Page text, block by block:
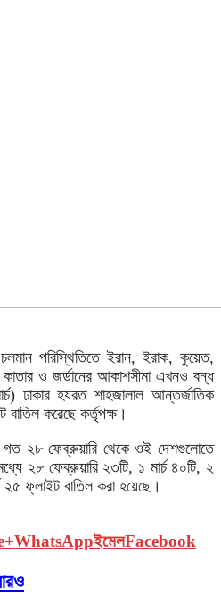
পরিস্থিতিতে ইরান, ইরাক, কুয়েত,
ও জর্ডানের আকাশসীমা এখনও বন্ধ
ঢাকার হযরত শাহজালাল আন্তর্জাতিক
বাতিল করেছে কর্তৃপক্ষ।
গত ২৮ ফেব্রুয়ারি থেকে ওই দেশগুলোতে
২৮ ফেব্রুয়ারি ২৩টি, ১ মার্চ ৪০টি, ২
২৫ ফ্লাইট বাতিল করা হয়েছে।
WhatsAppইমেলFacebook